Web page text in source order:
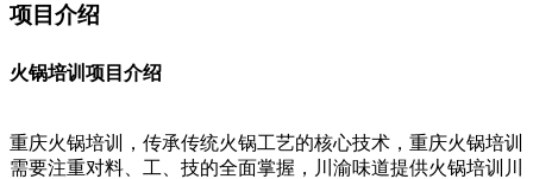
项目介绍
火锅培训项目介绍
重庆火锅培训，传承传统火锅工艺的核心技术，重庆火锅培训
需要注重对料、工、技的全面掌握，川渝味道提供火锅培训川